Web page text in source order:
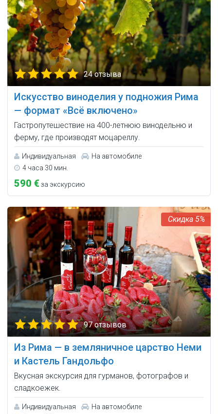
24 отзыва
Искусство виноделия у подножия Рима
— формат «Всё включено»
Гастропутешествие на 400-летнюю винодельню и
ферму, где производят моцареллу.
Индивидуальная
На автомобиле
4 часа 30 мин.
590 €за экскурсию
5%
97 отзывов
Из Рима — в земляничное царство Неми
и Кастель Гандольфо
Вкусная экскурсия для гурманов, фотографов и
сладкоежек.
Индивидуальная
На автомобиле